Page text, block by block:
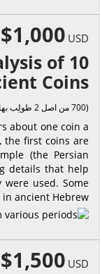
$1,000 USD
of 10
Coins
(700 من اصل 2 طولِب بها)
about one coin a
the first coins are
(the Persian
details that help
used. Some
ancient Hebrew.
$1,500 USD